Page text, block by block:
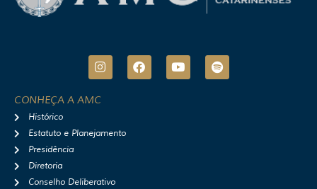
I
n
t
r
F
a
Y
o
S
p
CONHEÇA A AMC
Histórico
Estatuto e Planejamento
Presidência
Diretoria
Conselho Deliberativo